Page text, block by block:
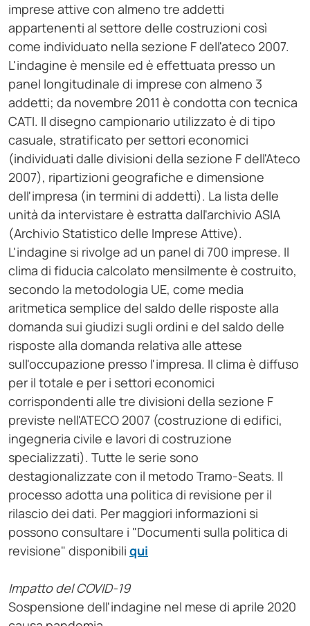
imprese attive con almeno tre addetti
appartenenti al settore delle costruzioni così
come individuato nella sezione F dell'ateco 2007.
L'indagine è mensile ed è effettuata presso un
panel longitudinale di imprese con almeno 3
addetti; da novembre 2011 è condotta con tecnica
CATI. Il disegno campionario utilizzato è di tipo
casuale, stratificato per settori economici
(individuati dalle divisioni della sezione F dell'Ateco
2007), ripartizioni geografiche e dimensione
dell'impresa (in termini di addetti). La lista delle
unità da intervistare è estratta dall'archivio ASIA
(Archivio Statistico delle Imprese Attive).
L'indagine si rivolge ad un panel di 700 imprese. Il
clima di fiducia calcolato mensilmente è costruito,
secondo la metodologia UE, come media
aritmetica semplice del saldo delle risposte alla
domanda sui giudizi sugli ordini e del saldo delle
risposte alla domanda relativa alle attese
sull'occupazione presso l'impresa. Il clima è diffuso
per il totale e per i settori economici
corrispondenti alle tre divisioni della sezione F
previste nell'ATECO 2007 (costruzione di edifici,
ingegneria civile e lavori di costruzione
specializzati). Tutte le serie sono
destagionalizzate con il metodo Tramo-Seats. Il
processo adotta una politica di revisione per il
rilascio dei dati. Per maggiori informazioni si
possono consultare i "Documenti sulla politica di
revisione" disponibili qui
Impatto del COVID-19
Sospensione dell'indagine nel mese di aprile 2020